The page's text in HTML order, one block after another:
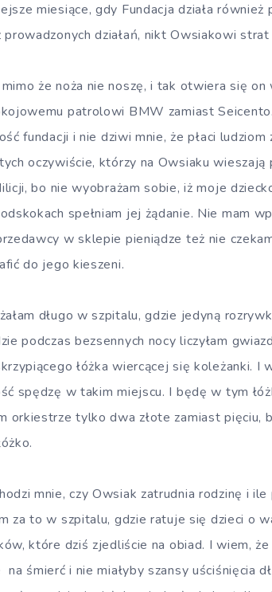
miesiące, gdy Fundacja działa
prowadzonych działań, nikt Owsiakowi
że noża nie noszę, i tak otwiera się
patrolowi BMW zamiast
fundacji i nie dziwi mnie, że płaci
oczywiście, którzy na Owsiaku wieszają
bo nie wyobrażam sobie, iż moje
spełniam jej żądanie. Nie mam
w sklepie pieniądze też nie
do jego kieszeni.
długo w szpitalu, gdzie jedyną
podczas bezsennych nocy liczyłam
łóżka wiercącej się koleżanki. I
spędzę w takim miejscu. I będę w tym
orkiestrze tylko dwa złote zamiast pięciu,
mnie, czy Owsiak zatrudnia rodzinę i
za to w szpitalu, gdzie ratuje się dzieci o
które dziś zjedliście na obiad. I wiem,
na śmierć i nie miałyby szansy uściśnięcia